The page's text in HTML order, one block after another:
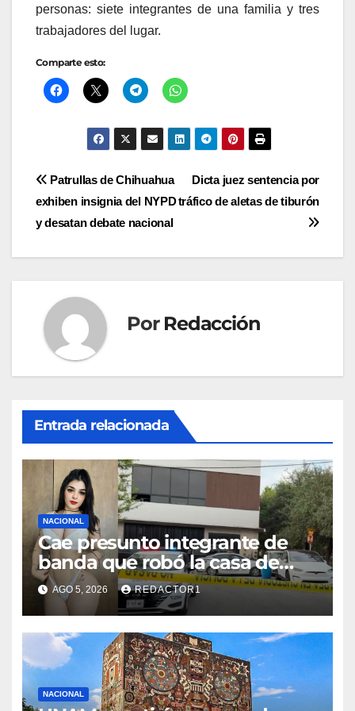
personas: siete integrantes de una familia y tres
trabajadores del lugar.
Comparte esto:
Navegación
de
entradas
Dicta juez sentencia por
tráfico de aletas de tiburón
Patrullas de Chihuahua
exhiben insignia del NYPD
y desatan debate nacional
Por Redacción
Entrada relacionada
NACIONAL
Cae presunto integrante de
banda que robó la casa de
Karely Ruiz
AGO 5, 2026 REDACTOR1
NACIONAL